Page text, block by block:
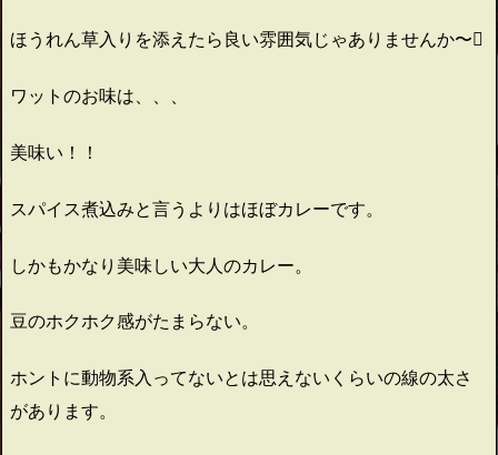
ほうれん草入りを添えたら良い雰囲気じゃありませんか〜
ワットのお味は、、、
美味い！！
スパイス煮込みと言うよりはほぼカレーです。
しかもかなり美味しい大人のカレー。
豆のホクホク感がたまらない。
ホントに動物系入ってないとは思えないくらいの線の太さ
があります。